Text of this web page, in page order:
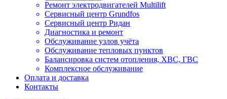
Ремонт электродвигателей Multilift
Сервисный центр Grundfos
Сервисный центр Ридан
Диагностика и ремонт
Обслуживание узлов учёта
Обслуживание тепловых пунктов
Балансировка систем отопления, ХВС, ГВС
Комплексное обслуживание
Оплата и доставка
Контакты